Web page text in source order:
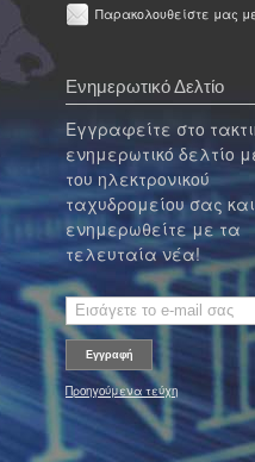
Παρακολουθείστε μας
Ενημερωτικό Δελτίο
Εγγραφείτε στο
ενημερωτικό δελτίο
του ηλεκτρονικού
ταχυδρομείου σας και
ενημερωθείτε με τα
τελευταία νέα!
Προηγούμενα τεύχη